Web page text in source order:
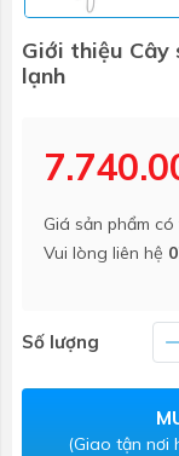
Giới thiệu Cây
lạnh
Giá sản phẩm
Vui lòng liên hệ
Số lượng
(Giao tận nơi